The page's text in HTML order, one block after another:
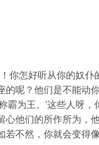
你怎好听从你的奴仆
呢？他们是不能动
为王。’这些人呀，
他们的所作所为，
不然，你就会变得